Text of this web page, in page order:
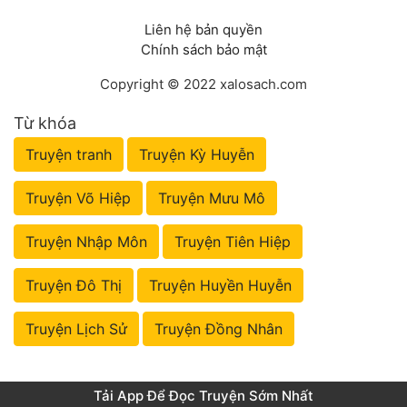
Liên hệ bản quyền
Chính sách bảo mật
Copyright © 2022 xalosach.com
Từ khóa
Truyện tranh Truyện Kỳ Huyễn
Truyện Võ Hiệp Truyện Mưu Mô
Truyện Nhập Môn Truyện Tiên Hiệp
Truyện Đô Thị Truyện Huyền Huyễn
Truyện Lịch Sử Truyện Đồng Nhân
Tải App Để Đọc Truyện Sớm Nhất